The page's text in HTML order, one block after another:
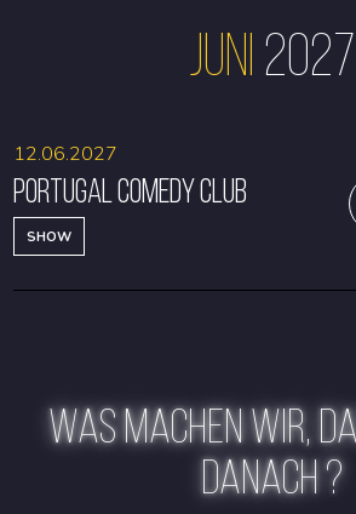
Juni 2027
Portugal Comedy Club
SHOW
12.06.2027
WAS MACHEN WIR,
DANACH ?